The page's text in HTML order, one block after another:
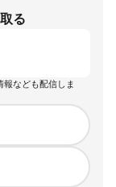
る
報なども配信しま